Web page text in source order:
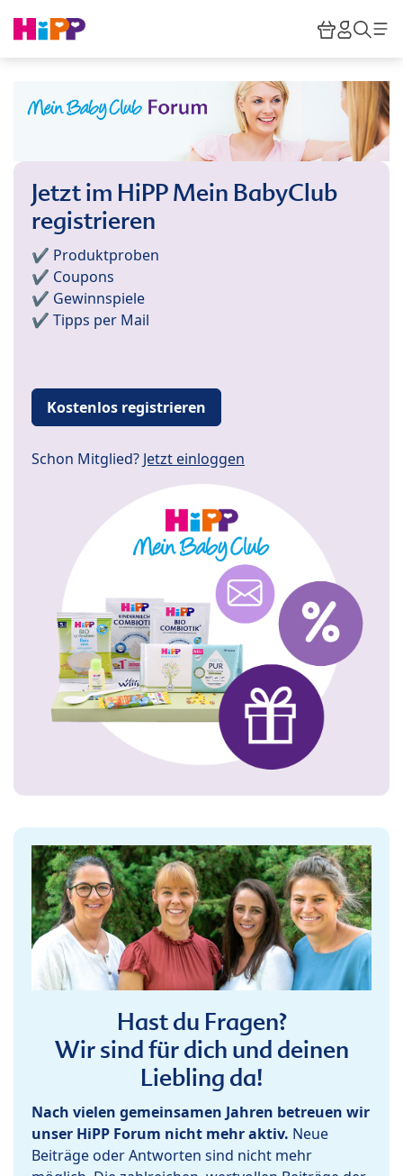
HiPP
Jetzt im HiPP Mein BabyClub
registrieren
✔️ Produktproben
✔️ Coupons
✔️ Gewinnspiele
✔️ Tipps per Mail
Kostenlos registrieren
Schon Mitglied? Jetzt einloggen
Hast du Fragen?
Wir sind für dich und deinen
Liebling da!
Nach vielen gemeinsamen Jahren betreuen wir
unser HiPP Forum nicht mehr aktiv. Neue
Beiträge oder Antworten sind nicht mehr